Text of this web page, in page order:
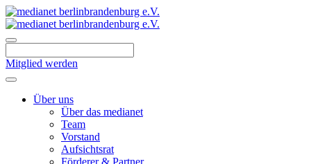
Skip
to
content
Mitglied werden
Über uns
Über das medianet
Team
Vorstand
Aufsichtsrat
Förderer & Partner